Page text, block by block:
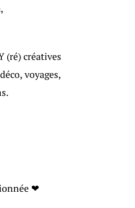
(ré) créatives
voyages,
❤